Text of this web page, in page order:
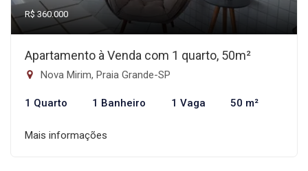
R$ 360.000
Apartamento à Venda com 1 quarto, 50m²
Nova Mirim, Praia Grande-SP
1 Quarto 1 Banheiro 1 Vaga 50 m²
Mais informações